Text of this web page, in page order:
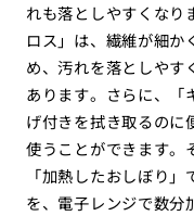
れも落としやすくなり
ロス」は、繊維が細か
め、汚れを落としやす
あります。さらに、「
げ付きを拭き取るのに
使うことができます。
「加熱したおしぼり
を、電子レンジで数分